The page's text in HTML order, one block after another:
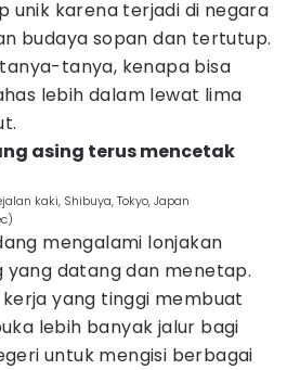
unik karena terjadi di negara
budaya sopan dan tertutup.
tanya, kenapa bisa
lebih dalam lewat lima
asing terus mencetak
kaki, Shibuya, Tokyo, Japan
mengalami lonjakan
yang datang dan menetap.
yang tinggi membuat
lebih banyak jalur bagi
untuk mengisi berbagai